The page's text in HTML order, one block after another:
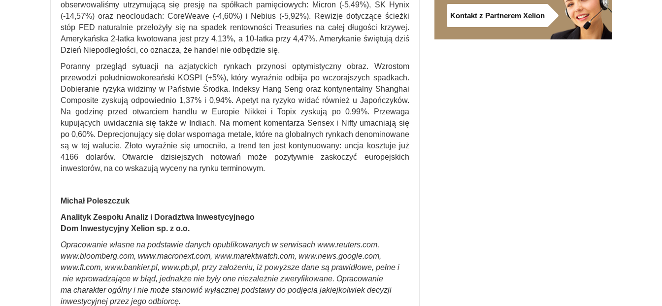
obserwowaliśmy utrzymującą się presję na spółkach pamięciowych: Micron (-5,49%), SK Hynix
(-14,57%) oraz neocloudach: CoreWeave (-4,60%) i Nebius (-5,92%). Rewizje dotyczące ścieżki
stóp FED naturalnie przełożyły się na spadek rentowności Treasuries na całej długości krzywej.
Amerykańska 2-latka kwotowana jest przy 4,13%, a 10-latka przy 4,47%. Amerykanie świętują dziś
Dzień Niepodległości, co oznacza, że handel nie odbędzie się.
Poranny przegląd sytuacji na azjatyckich rynkach przynosi optymistyczny obraz. Wzrostom
przewodzi południowokoreański KOSPI (+5%), który wyraźnie odbija po wczorajszych spadkach.
Dobieranie ryzyka widzimy w Państwie Środka. Indeksy Hang Seng oraz kontynentalny Shanghai
Composite zyskują odpowiednio 1,37% i 0,94%. Apetyt na ryzyko widać również u Japończyków.
Na godzinę przed otwarciem handlu w Europie Nikkei i Topix zyskują po 0,99%. Przewaga
kupujących uwidacznia się także w Indiach. Na moment komentarza Sensex i Nifty umacniają się
po 0,60%. Deprecjonujący się dolar wspomaga metale, które na globalnych rynkach denominowane
są w tej walucie. Złoto wyraźnie się umocniło, a trend ten jest kontynuowany: uncja kosztuje już
4166 dolarów. Otwarcie dzisiejszych notowań może pozytywnie zaskoczyć europejskich
inwestorów, na co wskazują wyceny na rynku terminowym.
Michał Poleszczuk
Analityk Zespołu Analiz i Doradztwa Inwestycyjnego
Dom Inwestycyjny Xelion sp. z o.o.
Opracowanie własne na podstawie danych opublikowanych w serwisach www.reuters.com,
www.bloomberg.com, www.macronext.com, www.marektwatch.com, www.news.google.com,
www.ft.com, www.bankier.pl, www.pb.pl, przy założeniu, iż powyższe dane są prawidłowe, pełne i
nie wprowadzające w błąd, jednakże nie były one niezależnie zweryfikowane. Opracowanie
ma charakter ogólny i nie może stanowić wyłącznej podstawy do podjęcia jakiejkolwiek decyzji
inwestycyjnej przez jego odbiorcę.
Kontakt z Partnerem Xelion